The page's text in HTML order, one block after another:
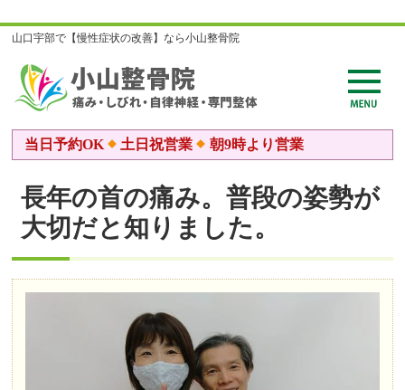
山口宇部で【慢性症状の改善】なら小山整骨院
当日予約OK 土日祝営業 朝9時より営業
長年の首の痛み。普段の姿勢が
大切だと知りました。